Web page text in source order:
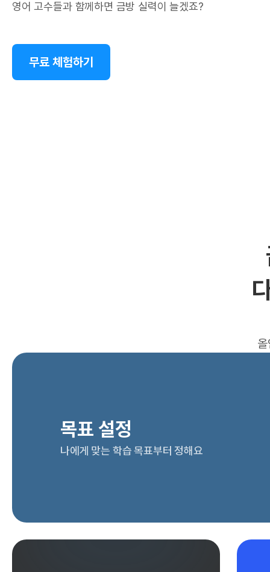
영어 고수들과 함께하면 금방 실력이 늘겠죠?
무료 체험하기
목표 설정
나에게 맞는 학습 목표부터 정해요